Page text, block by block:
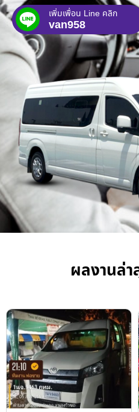
เพิ่มเพื่อน Line คลิก
van958
ผลงานล่า